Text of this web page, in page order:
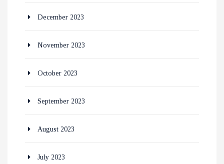
December 2023
November 2023
October 2023
September 2023
August 2023
July 2023